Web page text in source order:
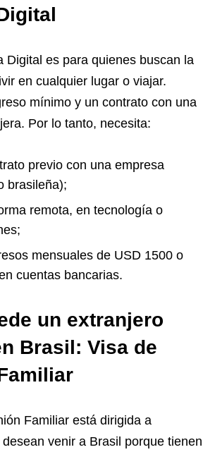
Digital es para quienes buscan la
en cualquier lugar o viajar.
mínimo y un contrato con una
Por lo tanto, necesita:
previo con una empresa
brasileña);
remota, en tecnología o
mensuales de USD 1500 o
cuentas bancarias.
un extranjero
Brasil: Visa de
Familiar está dirigida a
venir a Brasil porque tienen